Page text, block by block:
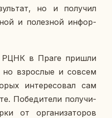
но и по­лу­чил
и по­лез­ной ин­фор­
РЦНК в Праге пришли
взрос­лые и совсем
ин­те­ре­со­вал сам
По­бе­ди­те­ли по­лу­чи­
от ор­га­ни­за­то­ров